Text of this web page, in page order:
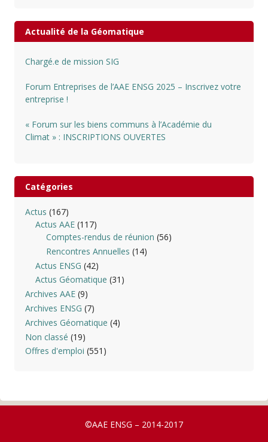
Actualité de la Géomatique
Chargé.e de mission SIG
Forum Entreprises de l’AAE ENSG 2025 – Inscrivez votre
entreprise !
« Forum sur les biens communs à l’Académie du
Climat » : INSCRIPTIONS OUVERTES
Catégories
Actus (167)
Actus AAE (117)
Comptes-rendus de réunion (56)
Rencontres Annuelles (14)
Actus ENSG (42)
Actus Géomatique (31)
Archives AAE(9)
Archives ENSG (7)
Archives Géomatique (4)
Non classé (19)
Offres d'emploi (551)
©AAE ENSG – 2014-2017